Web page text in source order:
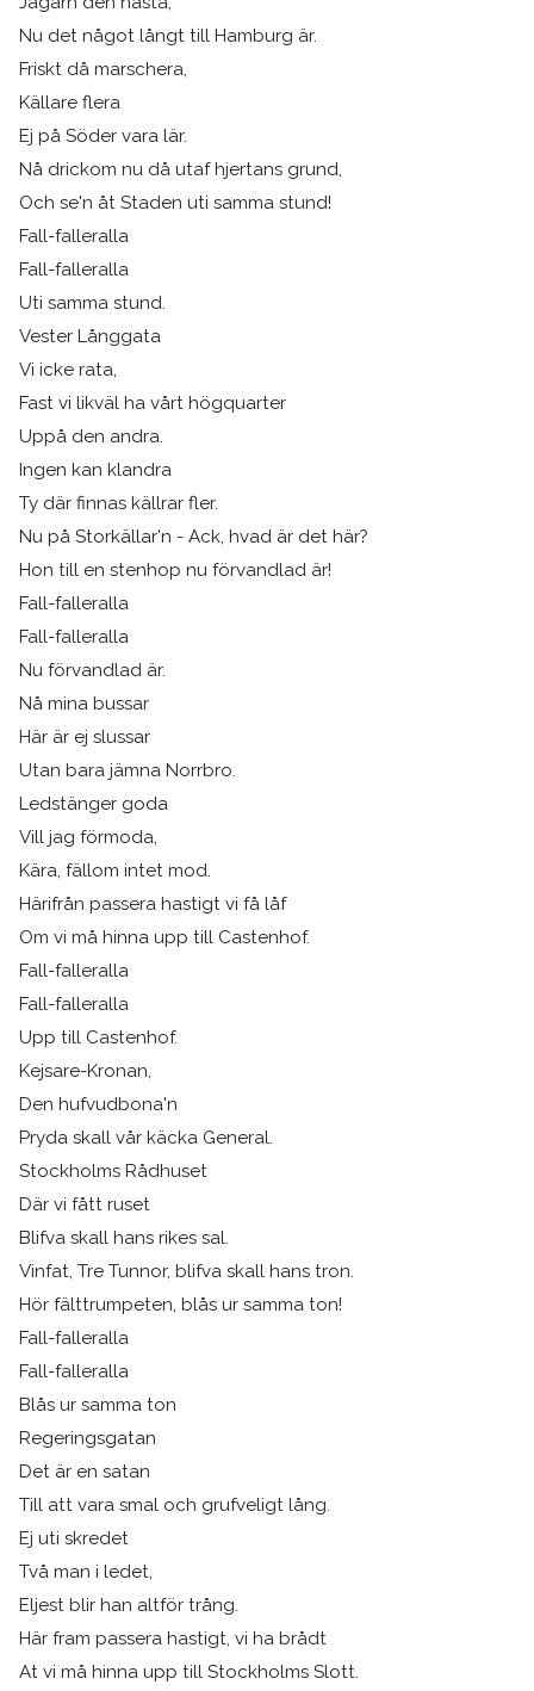
Nu det något långt till Hamburg är.
Friskt då marschera,
Källare flera
Ej på Söder vara lär.
Nå drickom nu då utaf hjertans grund,
Och se'n åt Staden uti samma stund!
Fall-falleralla
Fall-falleralla
Uti samma stund.
Vester Långgata
Vi icke rata,
Fast vi likväl ha vårt högquarter
Uppå den andra.
Ingen kan klandra
Ty där finnas källrar fler.
Nu på Storkällar'n - Ack, hvad är det här?
Hon till en stenhop nu förvandlad är!
Fall-falleralla
Fall-falleralla
Nu förvandlad är.
Nå mina bussar
Här är ej slussar
Utan bara jämna Norrbro.
Ledstänger goda
Vill jag förmoda,
Kära, fällom intet mod.
Härifrån passera hastigt vi få låf
Om vi må hinna upp till Castenhof.
Fall-falleralla
Fall-falleralla
Upp till Castenhof.
Kejsare-Kronan,
Den hufvudbona'n
Pryda skall vår käcka General.
Stockholms Rådhuset
Där vi fått ruset
Blifva skall hans rikes sal.
Vinfat, Tre Tunnor, blifva skall hans tron.
Hör fälttrumpeten, blås ur samma ton!
Fall-falleralla
Fall-falleralla
Blås ur samma ton
Regeringsgatan
Det är en satan
Till att vara smal och grufveligt lång.
Ej uti skredet
Två man i ledet,
Eljest blir han altför trång.
Här fram passera hastigt, vi ha brådt
At vi må hinna upp till Stockholms Slott.